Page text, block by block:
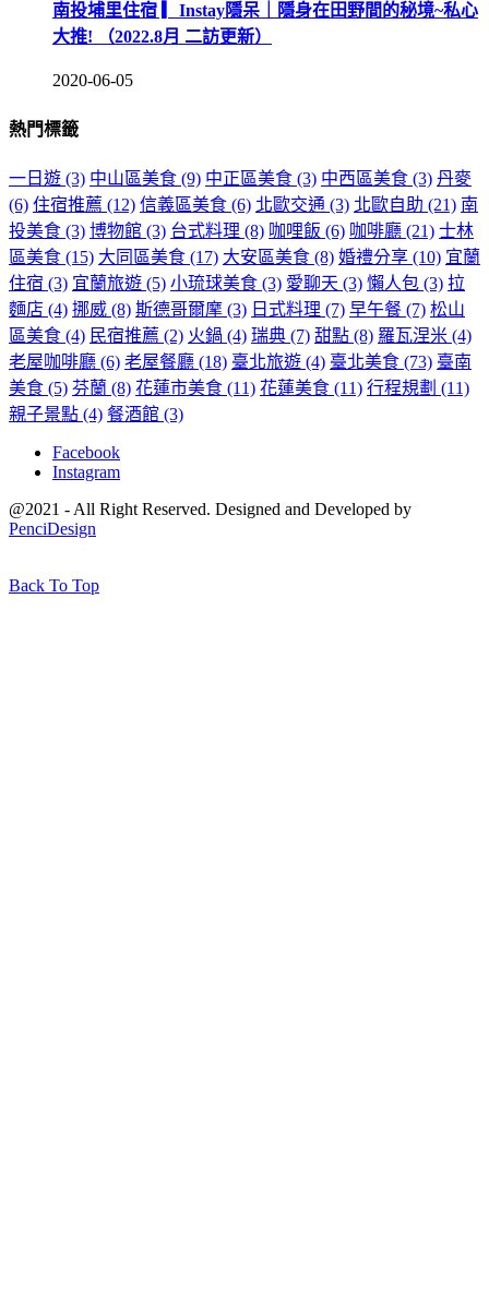
南投埔里住宿 ▎Instay隱呆｜隱身在田野間的秘境~私心
大推! （2022.8月 二訪更新）
2020-06-05
熱門標籤
一日遊 (3) 中山區美食 (9) 中正區美食 (3) 中西區美食 (3) 丹麥
(6) 住宿推薦 (12) 信義區美食 (6) 北歐交通 (3) 北歐自助 (21) 南
投美食 (3) 博物館 (3) 台式料理 (8) 咖哩飯 (6) 咖啡廳 (21) 士林
區美食 (15) 大同區美食 (17) 大安區美食 (8) 婚禮分享 (10) 宜蘭
住宿 (3) 宜蘭旅遊 (5) 小琉球美食 (3) 愛聊天 (3) 懶人包 (3) 拉
麵店 (4) 挪威 (8) 斯德哥爾摩 (3) 日式料理 (7) 早午餐 (7) 松山
區美食 (4) 民宿推薦 (2) 火鍋 (4) 瑞典 (7) 甜點 (8) 羅瓦涅米 (4)
老屋咖啡廳 (6) 老屋餐廳 (18) 臺北旅遊 (4) 臺北美食 (73) 臺南
美食 (5) 芬蘭 (8) 花蓮市美食 (11) 花蓮美食 (11) 行程規劃 (11)
親子景點 (4) 餐酒館 (3)
Facebook
Instagram
@2021 - All Right Reserved. Designed and Developed by
PenciDesign
Back To Top